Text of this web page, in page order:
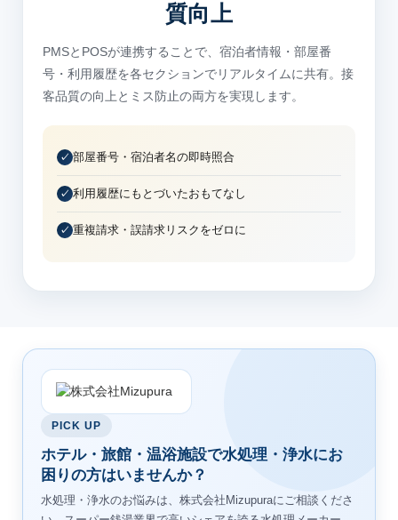
質向上
PMSとPOSが連携することで、宿泊者情報・部屋番
号・利用履歴を各セクションでリアルタイムに共有。接
客品質の向上とミス防止の両方を実現します。
部屋番号・宿泊者名の即時照合
利用履歴にもとづいたおもてなし
重複請求・誤請求リスクをゼロに
PICK UP
ホテル・旅館・温浴施設で水処理・浄水にお
困りの方はいませんか？
水処理・浄水のお悩みは、株式会社Mizupuraにご相談くださ